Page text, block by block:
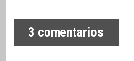
3 comentarios